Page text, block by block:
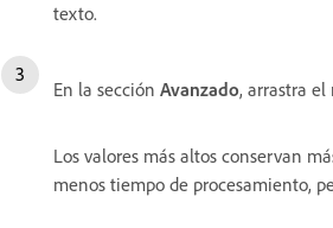
texto.
En la sección Avanzado, arrastra el
Los valores más altos conservan
menos tiempo de procesamiento,